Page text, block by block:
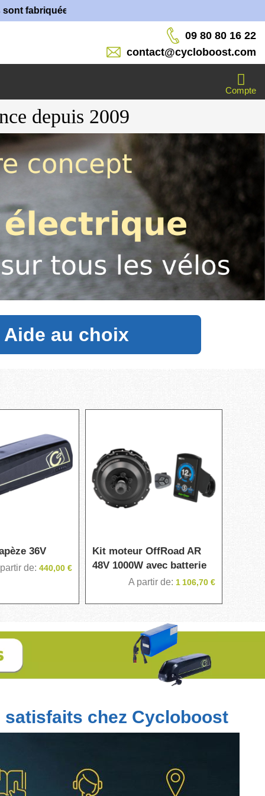
dans nos ateliers !
09 80 80 16 22
contact@cycloboost.com
Compte
depuis 2009
Aide au choix
36V
de 440,00 €
Kit moteur OffRoad AR
48V 1000W avec batterie
A partir de 1 106,70 €
satisfaits chez Cycloboost